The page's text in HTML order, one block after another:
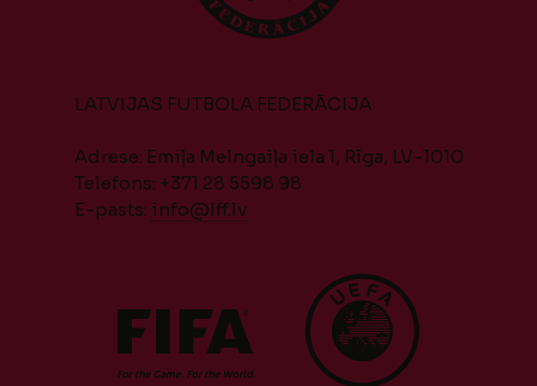
LATVIJAS FUTBOLA FEDERĀCIJA
Adrese: Emiļa Melngaiļa iela 1, Rīga, LV-1010
Telefons: +371 28 5598 98
E-pasts: info@lff.lv